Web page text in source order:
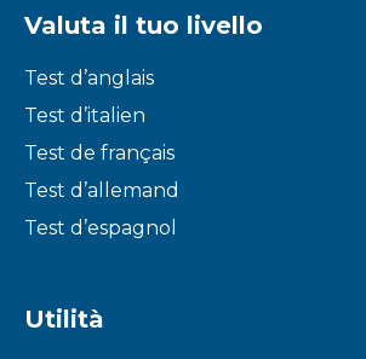
Valuta il tuo livello
Test d’anglais
Test d’italien
Test de français
Test d’allemand
Test d’espagnol
Utilità